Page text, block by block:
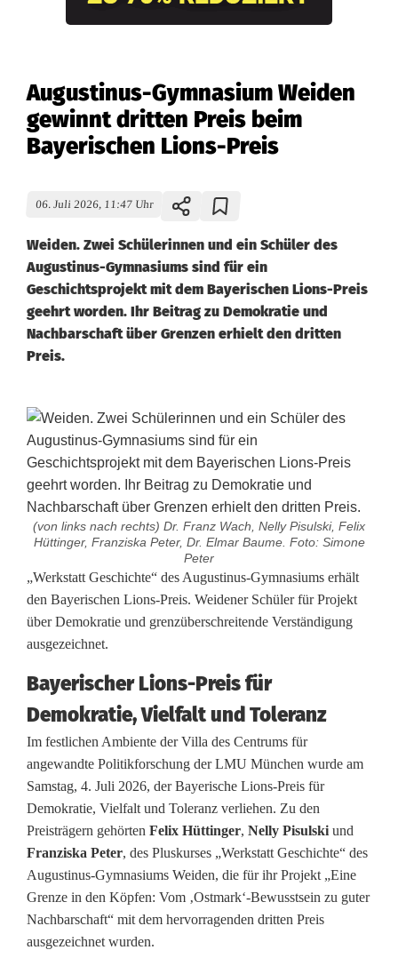
Augustinus-Gymnasium Weiden
gewinnt dritten Preis beim
Bayerischen Lions-Preis
06. Juli 2026, 11:47 Uhr
Weiden. Zwei Schülerinnen und ein Schüler des
Augustinus-Gymnasiums sind für ein
Geschichtsprojekt mit dem Bayerischen Lions-Preis
geehrt worden. Ihr Beitrag zu Demokratie und
Nachbarschaft über Grenzen erhielt den dritten
Preis.
(von links nach rechts) Dr. Franz Wach, Nelly Pisulski, Felix
Hüttinger, Franziska Peter, Dr. Elmar Baume. Foto: Simone
Peter
A
u
g
u
s
t
i
n
u
s
-
G
„Werkstatt Geschichte“ des Augustinus-Gymnasiums erhält
den Bayerischen Lions-Preis. Weidener Schüler für Projekt
über Demokratie und grenzüberschreitende Verständigung
ausgezeichnet.
Bayerischer Lions-Preis für
Demokratie, Vielfalt und Toleranz
Im festlichen Ambiente der Villa des Centrums für
angewandte Politikforschung der LMU München wurde am
Samstag, 4. Juli 2026, der Bayerische Lions-Preis für
Demokratie, Vielfalt und Toleranz verliehen. Zu den
Preisträgern gehörten Felix Hüttinger, Nelly Pisulski und
Franziska Peter, des Pluskurses „Werkstatt Geschichte“ des
Augustinus-Gymnasiums Weiden, die für ihr Projekt „Eine
Grenze in den Köpfen: Vom ‚Ostmark‘-Bewusstsein zu guter
Nachbarschaft“ mit dem hervorragenden dritten Preis
ausgezeichnet wurden.